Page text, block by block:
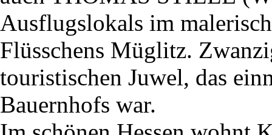
Ausflugslokals im
Flüsschens Müglitz.
touristischen Juwel, das
Bauernhofs war.